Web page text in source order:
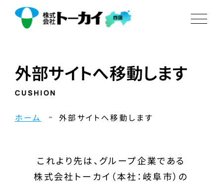
外部サイトへ移動します
CUSHION
ホーム 外部サイトへ移動します
これより先は、グループ企業である
株式会社トーカイ（本社：岐阜市）の